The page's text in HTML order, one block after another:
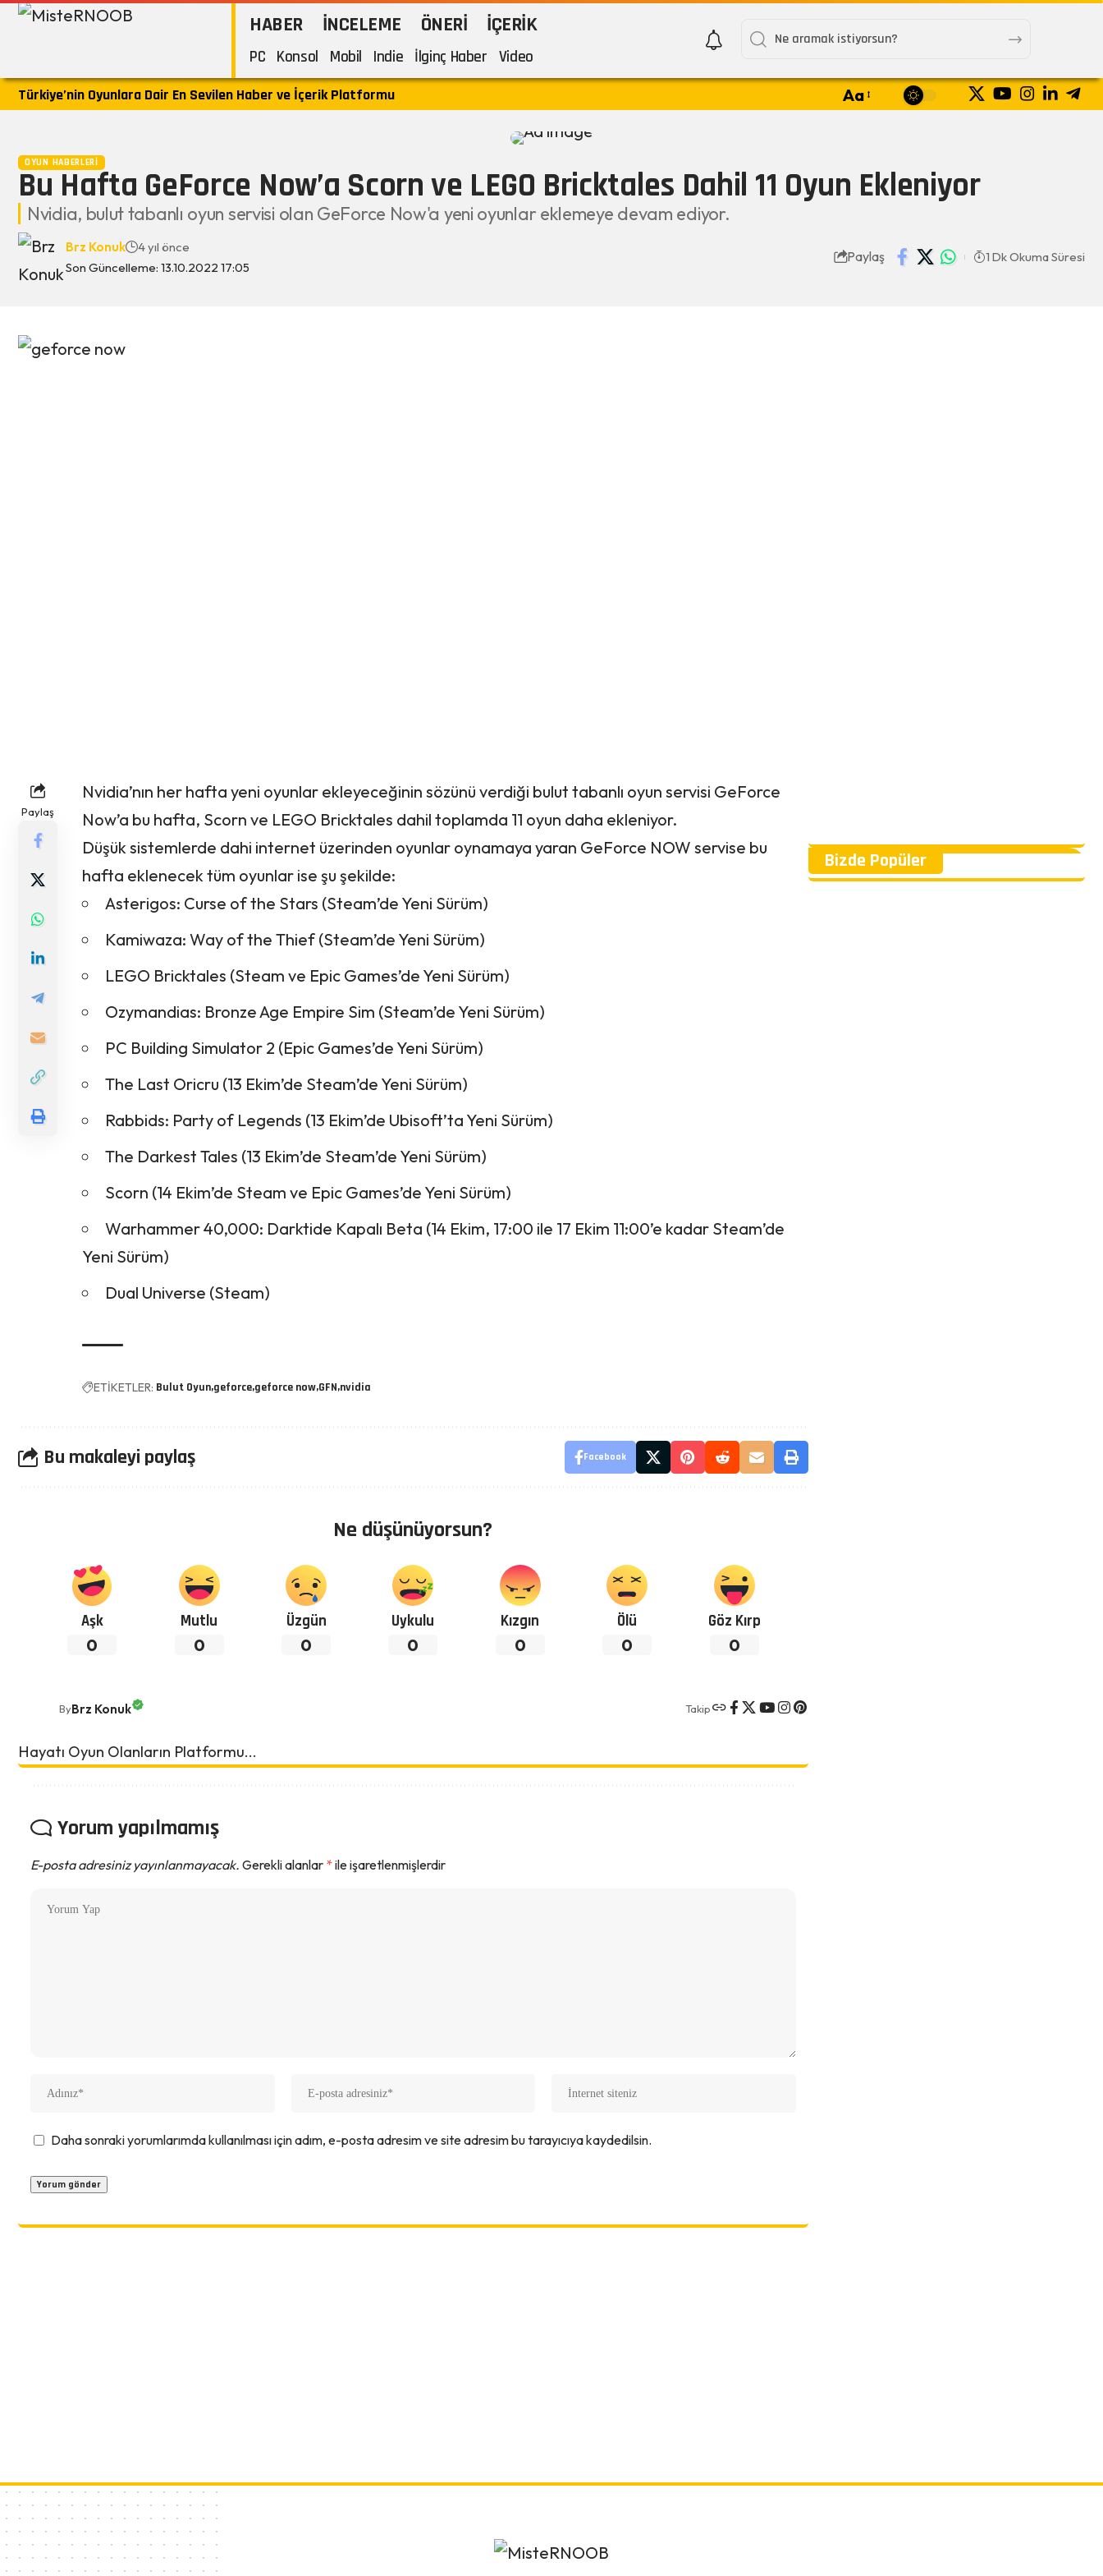
HABER İNCELEME ÖNERI İÇERIK
PC Konsol Mobil Indie İlginç Haber Video
Türkiye’nin Oyunlara Dair En Sevilen Haber ve İçerik Platformu Aa
OYUN HABERLERI
Bu Hafta GeForce Now’a Scorn ve LEGO Bricktales Dahil 11 Oyun Ekleniyor
Nvidia, bulut tabanlı oyun servisi olan GeForce Now'a yeni oyunlar eklemeye devam ediyor.
Son Güncelleme: 13.10.2022 17:05
Brz Konuk 4 yıl önce
Paylaş 1 Dk Okuma Süresi
Paylaş
Nvidia’nın her hafta yeni oyunlar ekleyeceğinin sözünü verdiği bulut tabanlı oyun servisi GeForce
Now’a bu hafta, Scorn ve LEGO Bricktales dahil toplamda 11 oyun daha ekleniyor.
Düşük sistemlerde dahi internet üzerinden oyunlar oynamaya yaran GeForce NOW servise bu
hafta eklenecek tüm oyunlar ise şu şekilde:
Asterigos: Curse of the Stars (Steam’de Yeni Sürüm)
Kamiwaza: Way of the Thief (Steam’de Yeni Sürüm)
LEGO Bricktales (Steam ve Epic Games’de Yeni Sürüm)
Ozymandias: Bronze Age Empire Sim (Steam’de Yeni Sürüm)
PC Building Simulator 2 (Epic Games’de Yeni Sürüm)
The Last Oricru (13 Ekim’de Steam’de Yeni Sürüm)
Rabbids: Party of Legends (13 Ekim’de Ubisoft’ta Yeni Sürüm)
The Darkest Tales (13 Ekim’de Steam’de Yeni Sürüm)
Scorn (14 Ekim’de Steam ve Epic Games’de Yeni Sürüm)
Warhammer 40,000: Darktide Kapalı Beta (14 Ekim, 17:00 ile 17 Ekim 11:00’e kadar Steam’de
Yeni Sürüm)
Dual Universe (Steam)
ETİKETLER: Bulut Oyun geforce geforce now GFN nvidia
Bu makaleyi paylaş Facebook
Ne düşünüyorsun?
Aşk
0
Mutlu
0
Üzgün
0
Uykulu
0
Kızgın
0
Ölü
0
Göz Kırp
0
ByBrz Konuk Takip
Hayatı Oyun Olanların Platformu...
Yorum yapılmamış
E-posta adresiniz yayınlanmayacak. Gerekli alanlar *ile işaretlenmişlerdir
Daha sonraki yorumlarımda kullanılması için adım, e-posta adresim ve site adresim bu tarayıcıya kaydedilsin.
Bizde Popüler